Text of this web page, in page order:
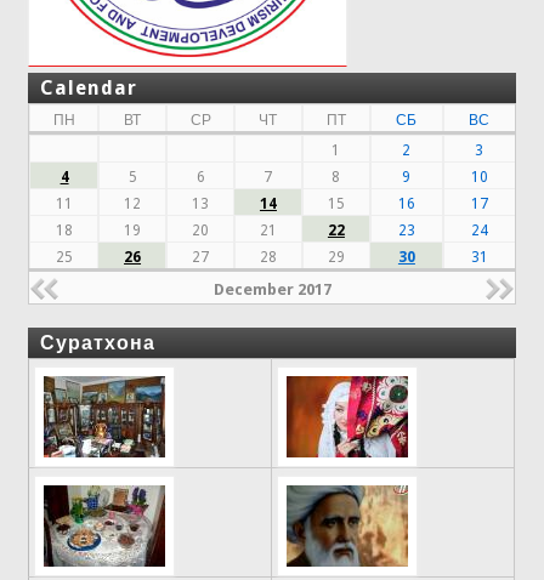
Calendar
ПН ВТ СР ЧТ ПТ СБ
ВС
1
2
3
4
5 6 7 8 9
10
11
12 13 14 15 16
17
18
19 20 21 22 23
24
25
26 27 28 29 30 31
December 2017
Суратхона